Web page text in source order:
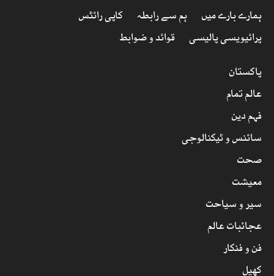
ہمارے بارے میں ہم سے رابطہ
کاپی رائٹس
پرائیویسی پالیسی
قوائد و ضوابط
پاکستان
عالم تمام
فہم دین
سائنس و ٹیکنالوجی
صحت
معیشت
سیر و سیاحت
عجائبات عالم
فن و فنکار